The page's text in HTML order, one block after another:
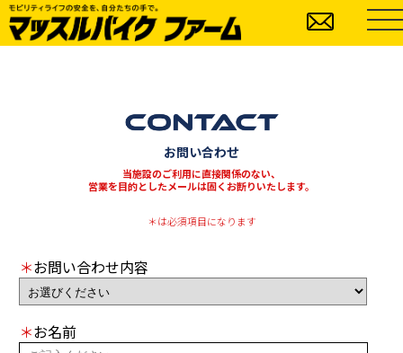
お問い合わせ
当施設のご利用に直接関係のない、
営業を目的としたメールは固くお断りいたします。
＊は必須項目になります
＊お問い合わせ内容
＊お名前